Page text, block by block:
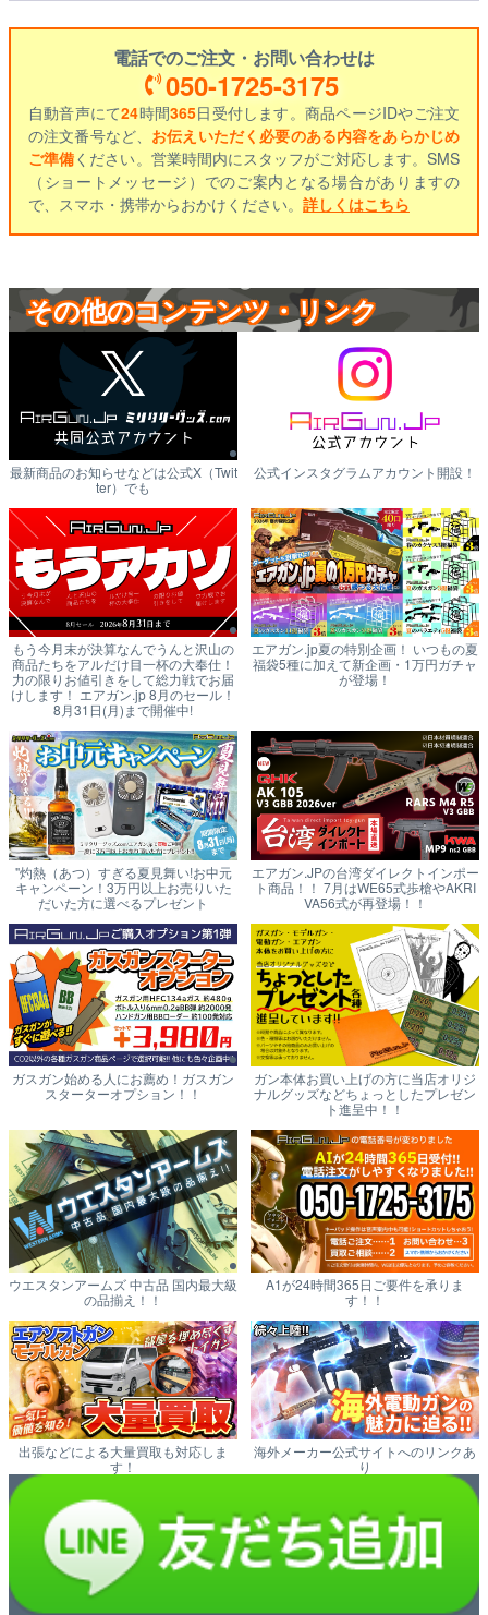
電話でのご注文・お問い合わせは
050-1725-3175
自動音声にて24時間365日受付します。商品ページIDやご注文
の注文番号など、 お伝えいただく必要のある内容をあらかじめ
ご準備ください。営業時間内にスタッフがご対応します。SMS
（ショートメッセージ）でのご案内となる場合がありますの
で、スマホ・携帯からおかけください。 詳しくはこちら
その他のコンテンツ・リンク
最新商品のお知らせなどは公式X（Twit
ter）でも
公式インスタグラムアカウント開設！
もう今月末が決算なんでうんと沢山の
商品たちをアルだけ目一杯の大奉仕！
力の限りお値引きをして総力戦でお届
けします！ エアガン.jp 8月のセール！
8月31日(月)まで開催中!
エアガン.jp夏の特別企画！ いつもの夏
福袋5種に加えて新企画・1万円ガチャ
が登場！
"灼熱（あつ）すぎる夏見舞い!お中元
キャンペーン！3万円以上お売りいた
だいた方に選べるプレゼント
エアガン.JPの台湾ダイレクトインポー
ト商品！！ 7月はWE65式歩槍やAKRI
VA56式が再登場！！
ガスガン始める人にお薦め！ガスガン
スターターオプション！！
ガン本体お買い上げの方に当店オリジ
ナルグッズなどちょっとしたプレゼン
ト進呈中！！
ウエスタンアームズ 中古品 国内最大級
の品揃え！！
A1が24時間365日ご要件を承りま
す！！
出張などによる大量買取も対応しま
す！
海外メーカー公式サイトへのリンクあ
り